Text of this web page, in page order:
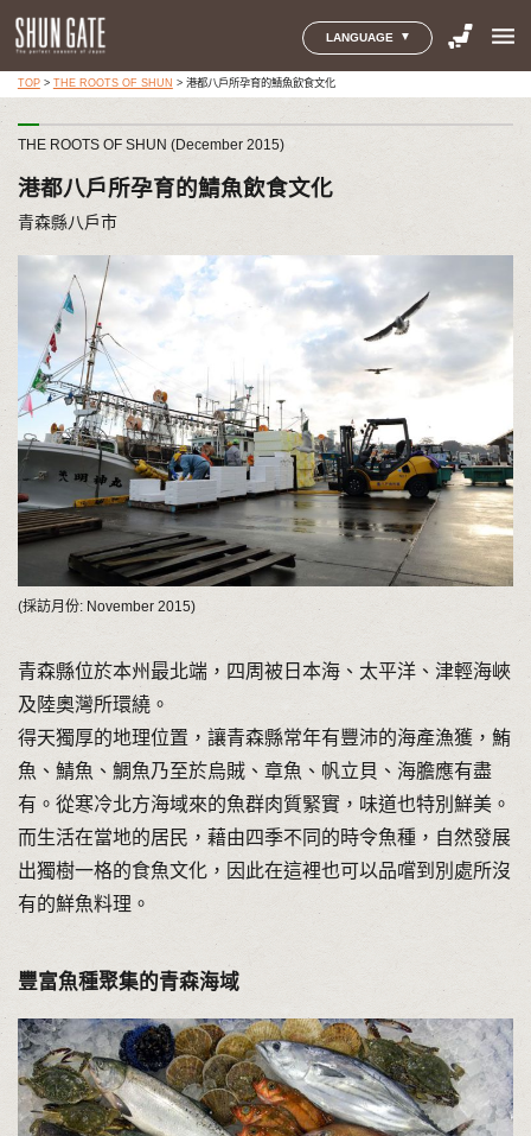
LANGUAGE menu
TOP> THE ROOTS OF SHUN > 港都八戶所孕育的鯖魚飲食文化
THE ROOTS OF SHUN (December 2015)
港都八戶所孕育的鯖魚飲食文化
青森縣八戶市
(採訪月份: November 2015)
青森縣位於本州最北端，四周被日本海、太平洋、津輕海峽
及陸奧灣所環繞。
得天獨厚的地理位置，讓青森縣常年有豐沛的海產漁獲，鮪
魚、鯖魚、鯛魚乃至於烏賊、章魚、帆立貝、海膽應有盡
有。從寒冷北方海域來的魚群肉質緊實，味道也特別鮮美。
而生活在當地的居民，藉由四季不同的時令魚種，自然發展
出獨樹一格的食魚文化，因此在這裡也可以品嚐到別處所沒
有的鮮魚料理。
豐富魚種聚集的青森海域